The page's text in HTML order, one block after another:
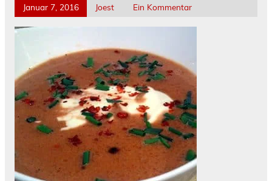
Januar 7, 2016 Joest Ein Kommentar